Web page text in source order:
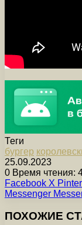
Теги
бургер
25.09.2023
0 Время чтения:
Facebook X
Messenger
ПОХОЖИЕ